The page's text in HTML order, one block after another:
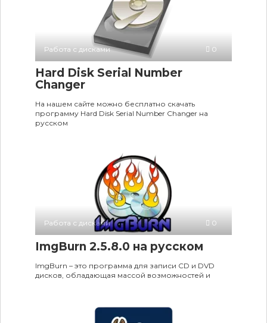
Работа с дисками 0
Hard Disk Serial Number
Changer
На нашем сайте можно бесплатно скачать
программу Hard Disk Serial Number Changer на
русском
Работа с дисками 0
ImgBurn 2.5.8.0 на русском
ImgBurn – это программа для записи CD и DVD
дисков, обладающая массой возможностей и